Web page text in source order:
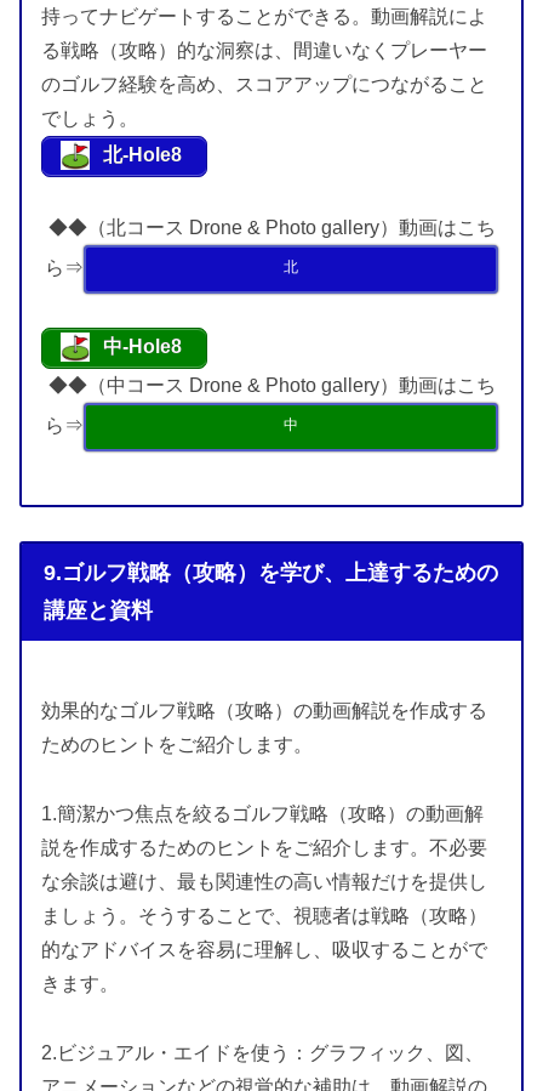
持ってナビゲートすることができる。動画解説によ
る戦略（攻略）的な洞察は、間違いなくプレーヤー
のゴルフ経験を高め、スコアアップにつながること
でしょう。
北-Hole8
◆◆（北コース Drone & Photo gallery）動画はこち
ら⇒
北
中-Hole8
◆◆（中コース Drone & Photo gallery）動画はこち
ら⇒
中
9.ゴルフ戦略（攻略）を学び、上達するための
講座と資料
効果的なゴルフ戦略（攻略）の動画解説を作成する
ためのヒントをご紹介します。
1.簡潔かつ焦点を絞るゴルフ戦略（攻略）の動画解
説を作成するためのヒントをご紹介します。不必要
な余談は避け、最も関連性の高い情報だけを提供し
ましょう。そうすることで、視聴者は戦略（攻略）
的なアドバイスを容易に理解し、吸収することがで
きます。
2.ビジュアル・エイドを使う：グラフィック、図、
アニメーションなどの視覚的な補助は、動画解説の